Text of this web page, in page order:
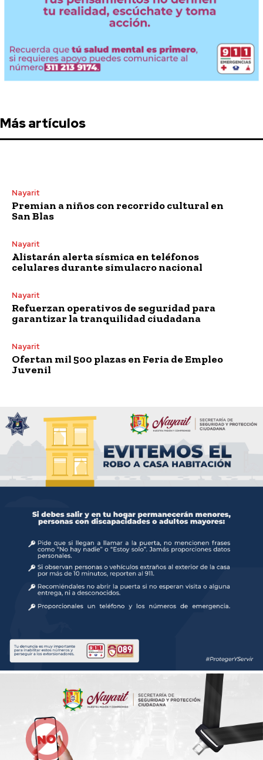
Más artículos
Nayarit
Premian a niños con recorrido cultural en
San Blas
Nayarit
Alistarán alerta sísmica en teléfonos
celulares durante simulacro nacional
Nayarit
Refuerzan operativos de seguridad para
garantizar la tranquilidad ciudadana
Nayarit
Ofertan mil 500 plazas en Feria de Empleo
Juvenil